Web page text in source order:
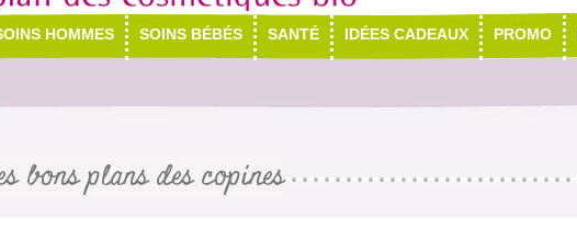
HOMMES SOINS BÉBÉS SANTÉ IDÉES CADEAUX PROMO
bons plans des copines